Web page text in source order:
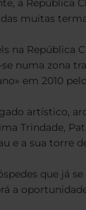
a República
muitas
na República
numa zona
em 2010
artístico,
Trindade,
e a sua torre
que já
a